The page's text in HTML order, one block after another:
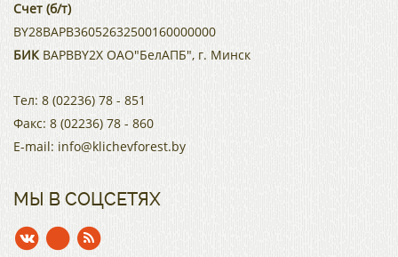
Счет (б/т)
BY28BAPB36052632500160000000
БИКBAPBBY2X ОАО"БелАПБ", г. Минск
Тел: 8 (02236) 78 - 851
Факс: 8 (02236) 78 - 860
E-mail: info@klichevforest.by
МЫ В СОЦСЕТЯХ